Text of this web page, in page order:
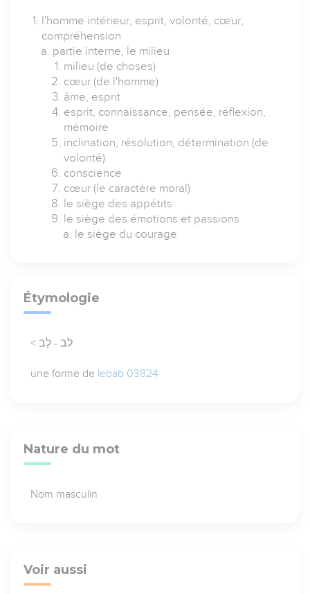
l'homme intérieur, esprit, volonté, cœur,
compréhension
partie interne, le milieu
milieu (de choses)
cœur (de l'homme)
âme, esprit
esprit, connaissance, pensée, réflexion,
mémoire
inclination, résolution, détermination (de
volonté)
conscience
cœur (le caractère moral)
le siège des appétits
le siège des émotions et passions
le siège du courage
Étymologie
< לב - לֵב
une forme de lebab 03824
Nature du mot
Nom masculin
Voir aussi